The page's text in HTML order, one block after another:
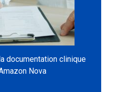
documentation clinique
Nova